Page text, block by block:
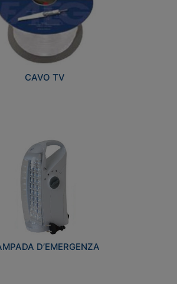
CAVO TV
D’EMERGENZA